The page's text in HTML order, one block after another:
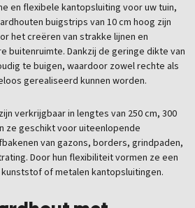
en flexibele kantopsluiting voor uw tuin,
buigstrips van 10 cm hoog zijn
het creëren van strakke lijnen en
buitenruimte. Dankzij de geringe dikte van
te buigen, waardoor zowel rechte als
gerealiseerd kunnen worden.
verkrijgbaar in lengtes van 250 cm, 300
ze geschikt voor uiteenlopende
van gazons, borders, grindpaden,
Door hun flexibiliteit vormen ze een
of metalen kantopsluitingen.